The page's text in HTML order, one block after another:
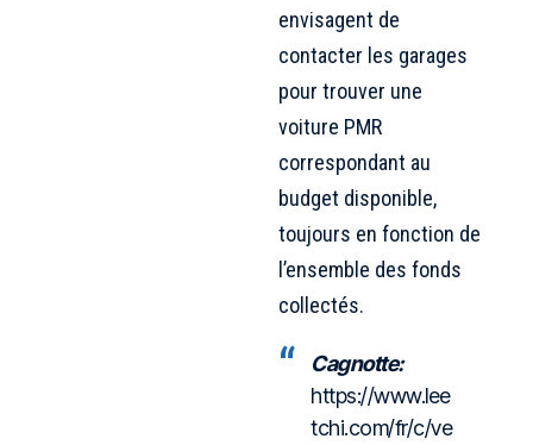
envisagent de
contacter les garages
pour trouver une
voiture PMR
correspondant au
budget disponible,
toujours en fonction de
l’ensemble des fonds
collectés.
Cagnotte:
https://www.lee
tchi.com/fr/c/ve